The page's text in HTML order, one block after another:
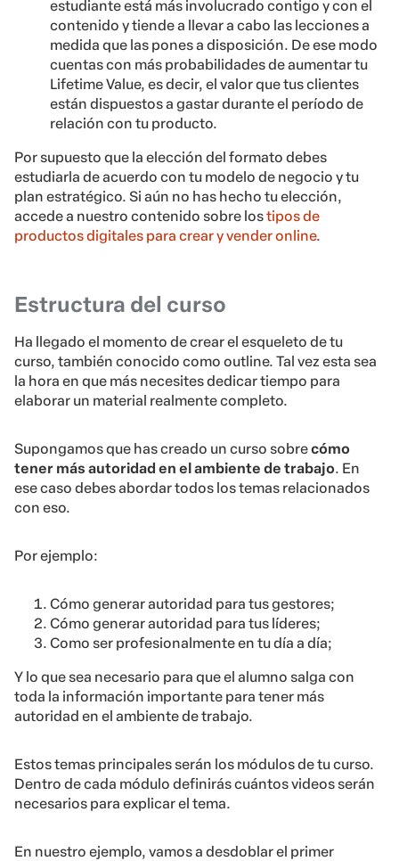
estudiante está más involucrado contigo y con el
contenido y tiende a llevar a cabo las lecciones a
medida que las pones a disposición. De ese modo
cuentas con más probabilidades de aumentar tu
Lifetime Value, es decir, el valor que tus clientes
están dispuestos a gastar durante el período de
relación con tu producto.
Por supuesto que la elección del formato debes
estudiarla de acuerdo con tu modelo de negocio y tu
plan estratégico. Si aún no has hecho tu elección,
accede a nuestro contenido sobre lostipos de
productos digitales para crear y vender online.
Estructura del curso
Ha llegado el momento de crear el esqueleto de tu
curso, también conocido como outline. Tal vez esta sea
la hora en que más necesites dedicar tiempo para
elaborar un material realmente completo.
Supongamos que has creado un curso sobrecómo
tener más autoridad en el ambiente de trabajo. En
ese caso debes abordar todos los temas relacionados
con eso.
Por ejemplo:
Cómo generar autoridad para tus gestores;
Cómo generar autoridad para tus líderes;
Como ser profesionalmente en tu día a día;
Y lo que sea necesario para que el alumno salga con
toda la información importante para tener más
autoridad en el ambiente de trabajo.
Estos temas principales serán los módulos de tu curso.
Dentro de cada módulo definirás cuántos videos serán
necesarios para explicar el tema.
En nuestro ejemplo, vamos a desdoblar el primer